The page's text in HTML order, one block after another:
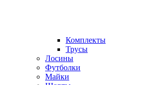
Комплекты
Трусы
Лосины
Футболки
Майки